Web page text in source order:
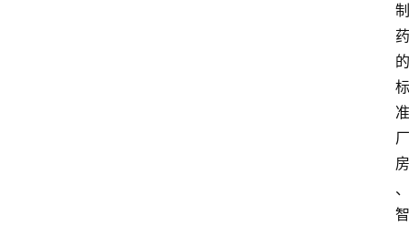
制
药
的
标
准
厂
房
、
智